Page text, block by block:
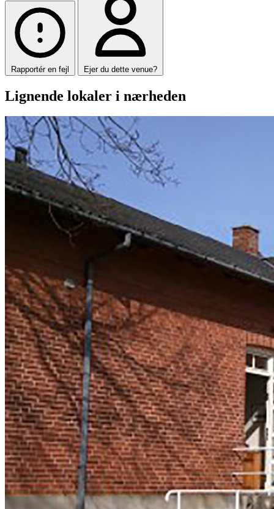
Rapportér en fejl Ejer du dette venue?
Lignende lokaler i nærheden